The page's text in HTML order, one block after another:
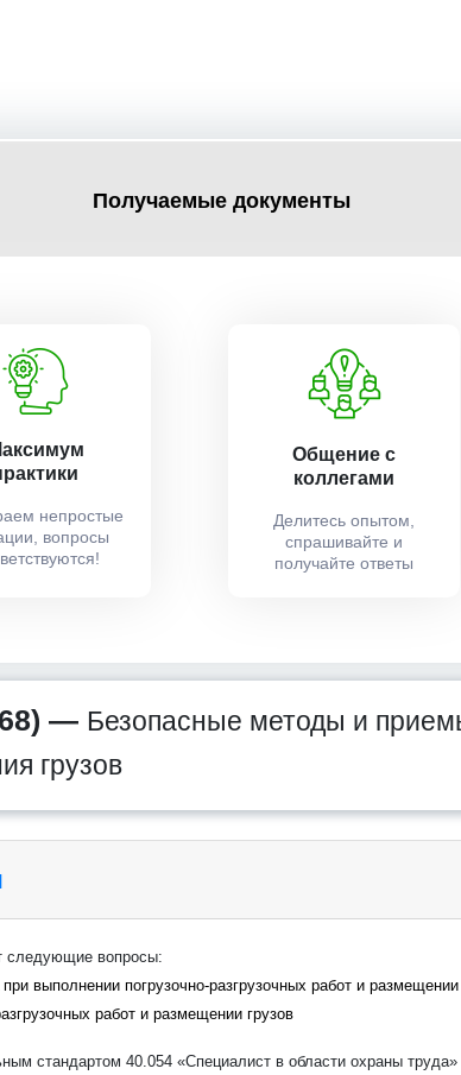
Получаемые документы
непростые
вопросы
Общение с
коллегами
Делитесь опытом,
спрашивайте и
получайте ответы
— Безопасные методы и
грузов
следующие вопросы:
выполнении погрузочно-разгрузочных работ и размещении
работ и размещении грузов
стандартом 40.054 «Специалист в области охраны труда»